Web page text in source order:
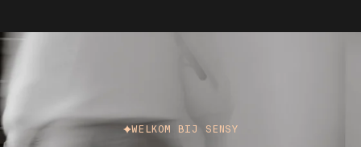
WELKOM BIJ SENSY